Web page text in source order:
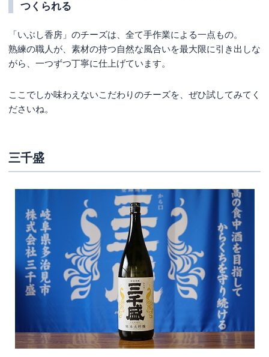
つくられる
「いぶし香房」のチーズは、全て手作業による一点もの。
熟練の職人が、素材の持つ自然な風合いを最大限に引き出しな
がら、一つずつ丁寧に仕上げています。
ここでしか味わえないこだわりのチーズを、ぜひ試してみてく
ださいね。
三千盛